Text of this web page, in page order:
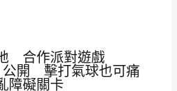
合作派對遊戲
公開 擊打氣球也可痛
障礙關卡